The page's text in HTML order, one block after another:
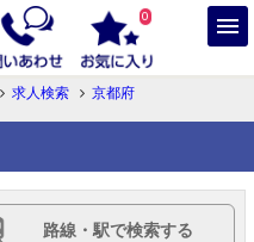
0
求人検索
京都府
路線・駅で検索する